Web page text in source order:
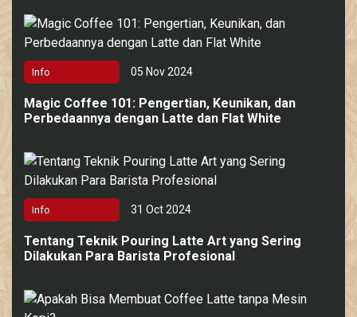
Info 05 Nov 2024
Magic Coffee 101: Pengertian, Keunikan, dan
Perbedaannya dengan Latte dan Flat White
Info 31 Oct 2024
Tentang Teknik Pouring Latte Art yang Sering
Dilakukan Para Barista Profesional